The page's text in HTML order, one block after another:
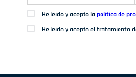
He leído y acepto lapolítica de
He leído y acepto el tratamiento